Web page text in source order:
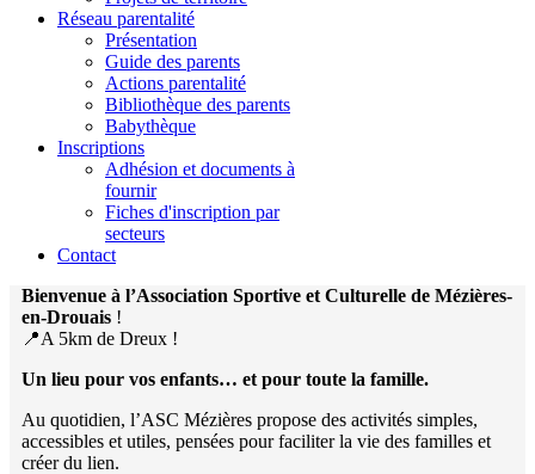
Réseau parentalité
Présentation
Guide des parents
Actions parentalité
Bibliothèque des parents
Babythèque
Inscriptions
Adhésion et documents à
fournir
Fiches d'inscription par
secteurs
Contact
Bienvenue à l’Association Sportive et Culturelle de Mézières-
en-Drouais !
📍A 5km de Dreux !
Un lieu pour vos enfants… et pour toute la famille.
Au quotidien, l’ASC Mézières propose des activités simples,
accessibles et utiles, pensées pour faciliter la vie des familles et
créer du lien.